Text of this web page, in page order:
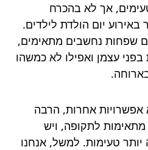
אך לא בהכרח
יום הולדת לילדים.
שפחות נחשבים מתאימים,
עצמן ואפילו לא כמשהו
אפשרויות אחרות, הרבה
מתאימות לתקופה, ויש
טעימות. למשל, אנחנו